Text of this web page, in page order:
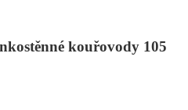
kouřovody 105